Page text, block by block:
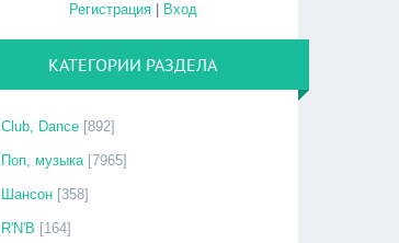
Регистрация| Вход
КАТЕГОРИИ РАЗДЕЛА
Club, Dance [892]
Поп, музыка [7965]
Шансон [358]
R'N'B [164]